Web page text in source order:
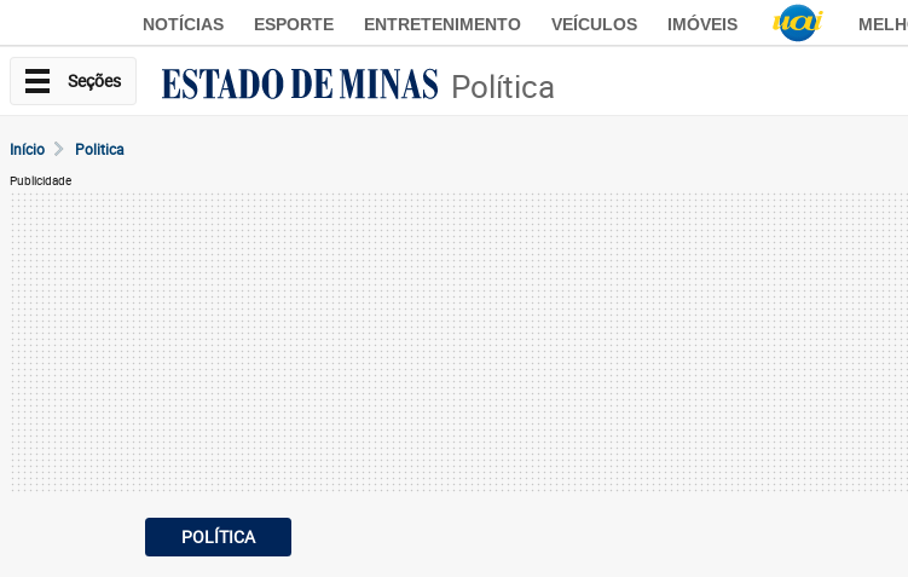
NOTÍCIAS ESPORTE ENTRETENIMENTO VEÍCULOS IMÓVEIS
Seções Política
Início Politica
Publicidade
POLÍTICA